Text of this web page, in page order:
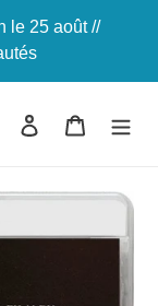
le 25 août //
RechercherSe connecter
Panier